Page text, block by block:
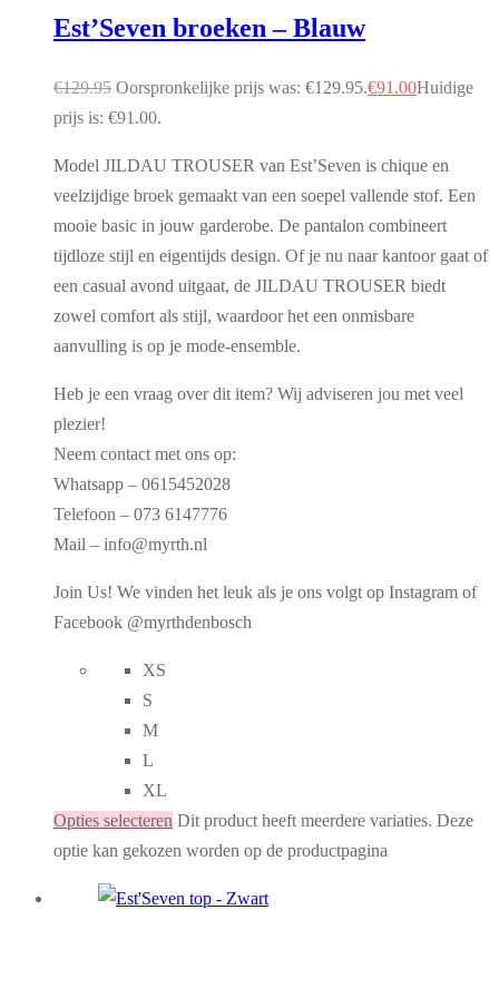
Est’Seven broeken – Blauw
€129.95 Oorspronkelijke prijs was: €129.95.€91.00Huidige
prijs is: €91.00.
Model JILDAU TROUSER van Est’Seven is chique en
veelzijdige broek gemaakt van een soepel vallende stof. Een
mooie basic in jouw garderobe. De pantalon combineert
tijdloze stijl en eigentijds design. Of je nu naar kantoor gaat of
een casual avond uitgaat, de JILDAU TROUSER biedt
zowel comfort als stijl, waardoor het een onmisbare
aanvulling is op je mode-ensemble.
Heb je een vraag over dit item? Wij adviseren jou met veel
plezier!
Neem contact met ons op:
Whatsapp – 0615452028
Telefoon – 073 6147776
Mail – info@myrth.nl
Join Us! We vinden het leuk als je ons volgt op Instagram of
Facebook @myrthdenbosch
XS
S
M
L
XL
Opties selecteren Dit product heeft meerdere variaties. Deze
optie kan gekozen worden op de productpagina